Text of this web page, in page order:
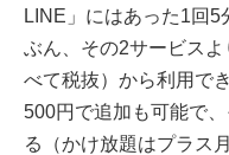
LINE」にはあった1回
ぶん、その2サービス
べて税抜）から利用で
500円で追加も可能で
る（かけ放題はプラス